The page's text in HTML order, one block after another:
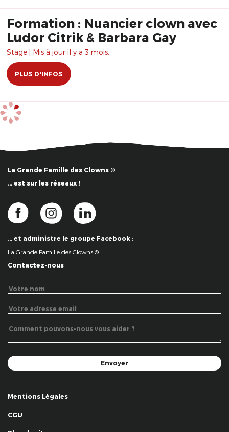
Formation : Nuancier clown avec
Ludor Citrik & Barbara Gay
Stage | Mis à jour il y a 3 mois.
PLUS D'INFOS
La Grande Famille des Clowns ©
… est sur les réseaux !
… et administre le groupe Facebook :
La Grande Famille des Clowns ©
Contactez-nous
Mentions Légales
CGU